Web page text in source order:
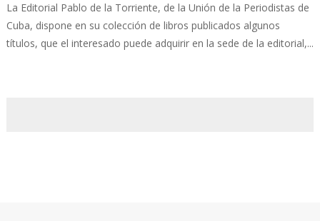
La Editorial Pablo de la Torriente, de la Unión de la Periodistas de
Cuba, dispone en su colección de libros publicados algunos
títulos, que el interesado puede adquirir en la sede de la editorial,...